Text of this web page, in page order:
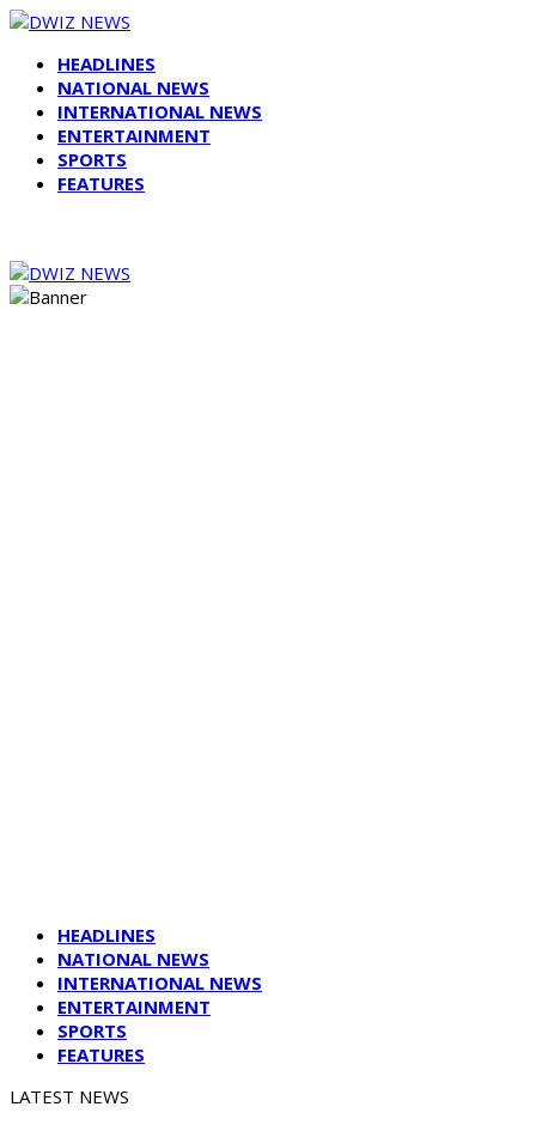
HEADLINES
NATIONAL NEWS
INTERNATIONAL NEWS
ENTERTAINMENT
SPORTS
FEATURES
HEADLINES
NATIONAL NEWS
INTERNATIONAL NEWS
ENTERTAINMENT
SPORTS
FEATURES
LATEST NEWS